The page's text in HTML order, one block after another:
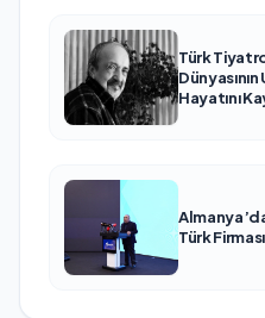
Türk
Hayatını
Türk